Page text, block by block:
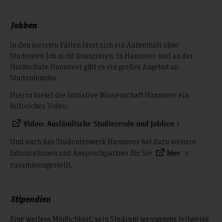
Jobben
In den meisten Fällen lässt sich ein Aufenthalt ohne
Studenten-Job nicht finanzieren. In Hannover und an der
Hochschule Hannover gibt es ein großes Angebot an
Studentenjobs.
Hierzu bietet die Initiative Wissenschaft Hannover ein
hilfreiches Video:
Video: Ausländische Studierende und Jobben
Und auch das Studentenwerk Hannover hat dazu weitere
Informationen und Ansprechpartner für Sie
hier
zusammengestellt.
Stipendien
Eine weitere Möglichkeit, sein Studium wenigstens teilweise